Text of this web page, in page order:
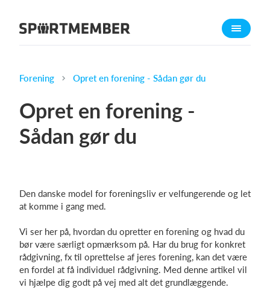
About SportMember
Features
Calendar
Team App
What does it cost?
English (UK)
Forening Opret en forening - Sådan gør du
Opret en forening -
Sådan gør du
Den danske model for foreningsliv er velfungerende og let
at komme i gang med.
Vi ser her på, hvordan du opretter en forening og hvad du
bør være særligt opmærksom på. Har du brug for konkret
rådgivning, fx til oprettelse af jeres forening, kan det være
en fordel at få individuel rådgivning. Med denne artikel vil
vi hjælpe dig godt på vej med alt det grundlæggende.